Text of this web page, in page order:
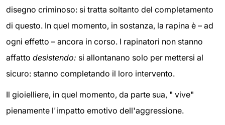
disegno criminoso: si tratta soltanto del completamento
di questo. In quel momento, in sostanza, la rapina è – ad
ogni effetto – ancora in corso. I rapinatori non stanno
affatto desistendo: si allontanano solo per mettersi al
sicuro: stanno completando il loro intervento.
Il gioielliere, in quel momento, da parte sua, " vive"
pienamente l'impatto emotivo dell'aggressione.